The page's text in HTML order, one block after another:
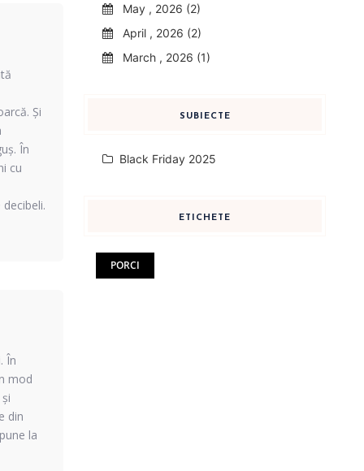
Și
În
cu
În
mod
din
la
May , 2026 (2)
April , 2026 (2)
March , 2026 (1)
SUBIECTE
Black Friday 2025
ETICHETE
PORCI